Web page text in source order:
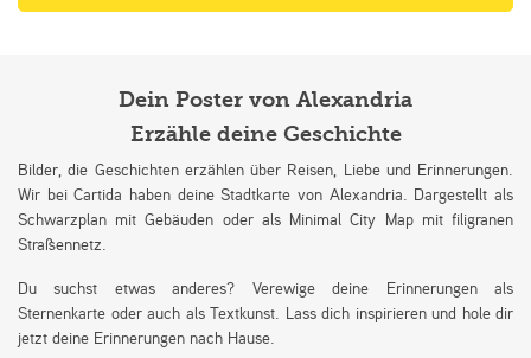
Dein Poster von Alexandria
Erzähle deine Geschichte
Bilder, die Geschichten erzählen über Reisen, Liebe und Erinnerungen.
Wir bei Cartida haben deine Stadtkarte von Alexandria. Dargestellt als
Schwarzplan mit Gebäuden oder als Minimal City Map mit filigranen
Straßennetz.
Du suchst etwas anderes? Verewige deine Erinnerungen als
Sternenkarte oder auch als Textkunst. Lass dich inspirieren und hole dir
jetzt deine Erinnerungen nach Hause.